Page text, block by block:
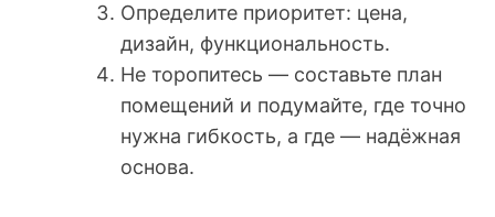
Определите приоритет: цена,
дизайн, функциональность.
Не торопитесь — составьте план
помещений и подумайте, где точно
нужна гибкость, а где — надёжная
основа.